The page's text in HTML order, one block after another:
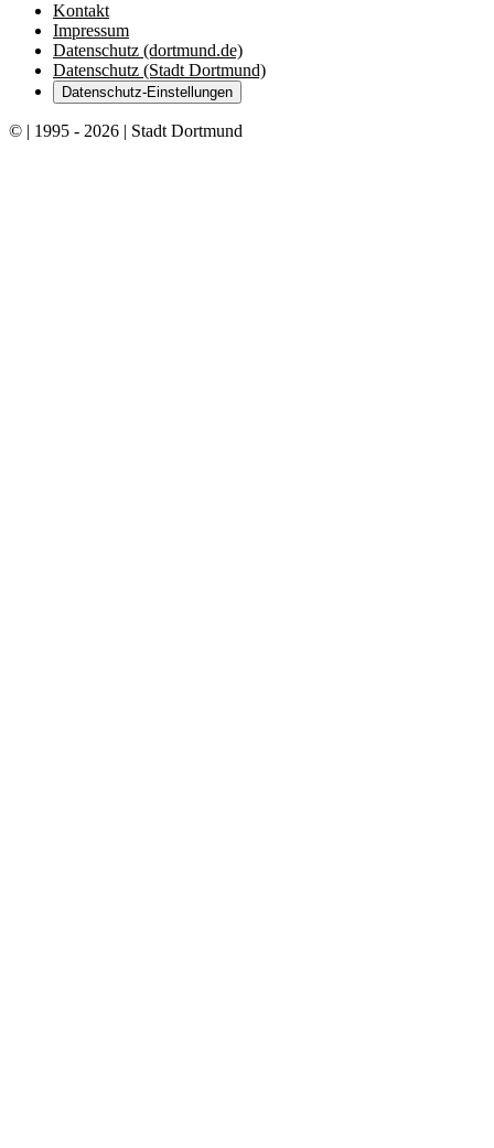
Kontakt
Impressum
Datenschutz (dortmund.de)
Datenschutz (Stadt Dortmund)
Datenschutz-Einstellungen
© | 1995 - 2026 | Stadt Dortmund